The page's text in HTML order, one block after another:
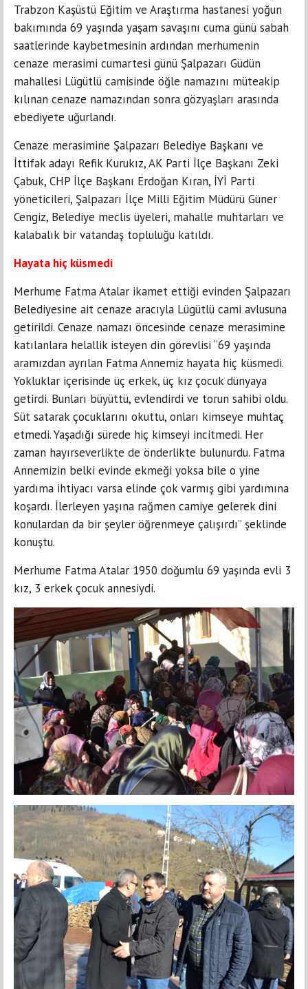
Trabzon Kaşüstü Eğitim ve Araştırma hastanesi yoğun
bakımında 69 yaşında yaşam savaşını cuma günü sabah
saatlerinde kaybetmesinin ardından merhumenin
cenaze merasimi cumartesi günü Şalpazarı Güdün
mahallesi Lügütlü camisinde öğle namazını müteakip
kılınan cenaze namazından sonra gözyaşları arasında
ebediyete uğurlandı.
Cenaze merasimine Şalpazarı Belediye Başkanı ve
İttifak adayı Refik Kurukız, AK Parti İlçe Başkanı Zeki
Çabuk, CHP İlçe Başkanı Erdoğan Kıran, İYİ Parti
yöneticileri, Şalpazarı İlçe Milli Eğitim Müdürü Güner
Cengiz, Belediye meclis üyeleri, mahalle muhtarları ve
kalabalık bir vatandaş topluluğu katıldı.
Hayata hiç küsmedi
Merhume Fatma Atalar ikamet ettiği evinden Şalpazarı
Belediyesine ait cenaze aracıyla Lügütlü cami avlusuna
getirildi. Cenaze namazı öncesinde cenaze merasimine
katılanlara helallik isteyen din görevlisi “69 yaşında
aramızdan ayrılan Fatma Annemiz hayata hiç küsmedi.
Yokluklar içerisinde üç erkek, üç kız çocuk dünyaya
getirdi. Bunları büyüttü, evlendirdi ve torun sahibi oldu.
Süt satarak çocuklarını okuttu, onları kimseye muhtaç
etmedi. Yaşadığı sürede hiç kimseyi incitmedi. Her
zaman hayırseverlikte de önderlikte bulunurdu. Fatma
Annemizin belki evinde ekmeği yoksa bile o yine
yardıma ihtiyacı varsa elinde çok varmış gibi yardımına
koşardı. İlerleyen yaşına rağmen camiye gelerek dini
konulardan da bir şeyler öğrenmeye çalışırdı” şeklinde
konuştu.
Merhume Fatma Atalar 1950 doğumlu 69 yaşında evli 3
kız, 3 erkek çocuk annesiydi.